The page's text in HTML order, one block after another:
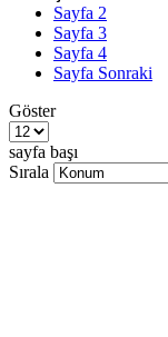
Sayfa 2
Sayfa 3
Sayfa 4
Sayfa Sonraki
Göster
sayfa başı
Sırala